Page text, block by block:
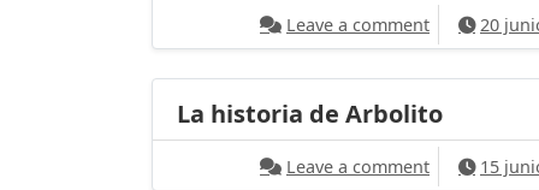
Leave a commenton Loop
20
La historia de Arbolito
Leave a commenton La 15